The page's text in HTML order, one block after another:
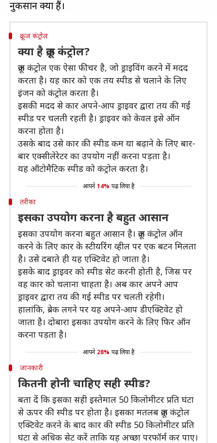
क्रूज कंट्रोल
क्या है क्रूज कंट्रोल?
क्रूज कंट्रोल एक ऐसा फीचर है, जो ड्राइविंग करने में मदद
करता है। यह कार को एक तय स्पीड से चलाने के लिए
इंजन को कंट्रोल करता है।
इसकी मदद से कार अपने-आप ड्राइवर द्वारा तय की गई
स्पीड पर चलती रहती है। ड्राइवर को केवल इसे ऑन
करना होता है।
उसके बाद उसे कार की स्पीड कम या बढ़ाने के लिए बार-
बार एक्सीलेरेटर का उपयोग नहीं करना पड़ता है।
यह ऑटोमैटिक स्पीड को कंट्रोल करता है।
आपने 14% पढ़ लिया है
तरीका
इसका उपयोग करना है बहुत आसान
इसका उपयोग करना बहुत आसान है। क्रूज कंट्रोल ऑन
करने के लिए कार के स्टीयरिंग व्हील पर एक बटन मिलता
है। उसे दबाते ही यह एक्टिवेट हो जाता है।
इसके बाद ड्राइवर को स्पीड सेट करनी होती है, जिस पर
वह कार को चलाना चाहता है। अब कार अपने आप
ड्राइवर द्वारा तय की गई स्पीड पर चलती रहेगी।
हालांकि, ब्रेक लगने पर यह अपने-आप डीएक्टिवेट हो
जाता है। दोबारा इसका उपयोग करने के लिए फिर ऑन
करना पड़ता है।
आपने 28% पढ़ लिया है
जानकारी
कितनी होनी चाहिए सही स्पीड?
बता दें कि इसका सही इस्तेमाल 50 किलोमीटर प्रति घंटा
से ऊपर की स्पीड पर होता है। इसका मतलब क्रूज कंट्रोल
एक्टिवेट करने के बाद कार की स्पीड 50 किलोमीटर प्रति
घंटा से अधिक सेट करें ताकि यह अच्छा परफॉर्म कर पाए।